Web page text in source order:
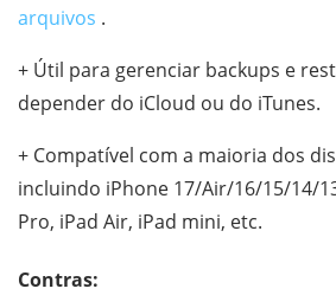
arquivos .
+ Útil para gerenciar backups e
depender do iCloud ou do iTunes.
+ Compatível com a maioria dos
incluindo iPhone 17/Air/16/15/14/
Pro, iPad Air, iPad mini, etc.
Contras: